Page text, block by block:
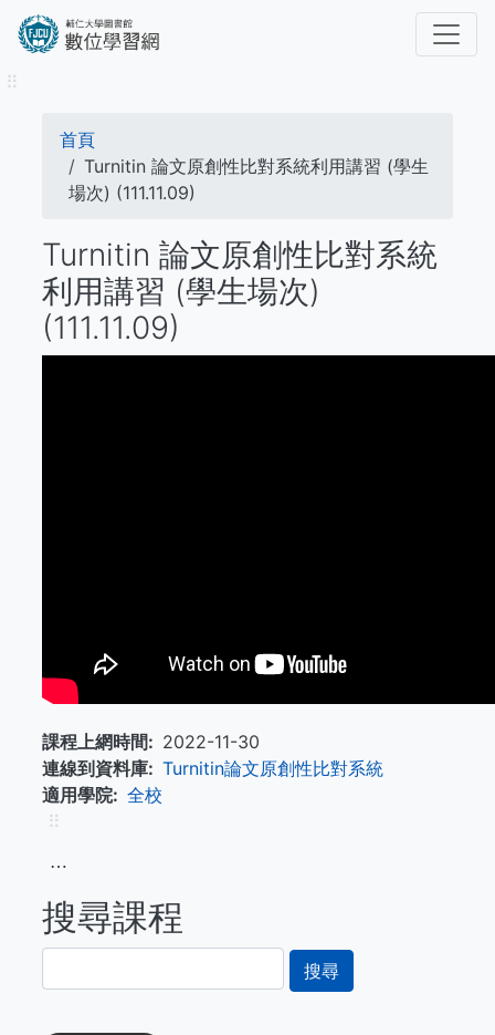
內
⠿
導
航
連
結
首頁
Turnitin 論文原創性比對系統利用講習 (學生
場次) (111.11.09)
Turnitin 論文原創性比對系統
利用講習 (學生場次)
(111.11.09)
課程上網時間
2022-11-30
連線到資料庫
Turnitin論文原創性比對系統
適用學院
全校
⠿
⋯
搜尋課程
尋